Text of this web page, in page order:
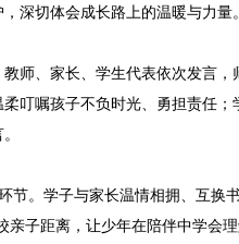
深切体会成长路上的温暖与力量。
师、家长、学生代表依次发言，
叮嘱孩子不负时光、勇担责任
节。学子与家长温情相拥、互换
亲子距离，让少年在陪伴中学会